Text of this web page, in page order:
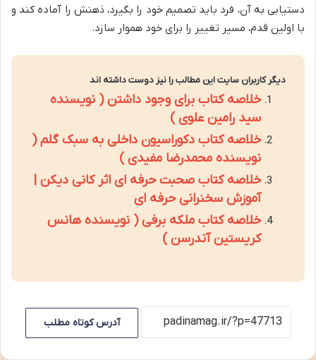
دستیابی به آن، فرد باید تصمیم خود را بگیرد، ذهنش را آماده کند و
با اولین قدم، مسیر تغییر را برای خود هموار سازد.
دیگر کاربران سایت این مطالب را نیز دوست داشته اند
خلاصه کتاب برای وجود داشتن ( نویسنده
سید رامین علوی )
خلاصه کتاب دکوراسیون داخلی به سبک گلم (
نویسنده محمدرضا مفیدی )
خلاصه کتاب صحبت حرفه ای اثر کانی دیکن |
آموزش سخنرانی حرفه ای
خلاصه کتاب ملکه برفی ( نویسنده هانس
کریستین آندرسن )
آدرس کوتاه مطلب